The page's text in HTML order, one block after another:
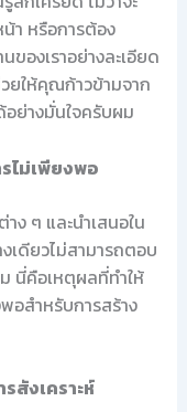
า หรือการต้อง
องเราอย่างละเอียด
ให้คุณก้าวข้ามจาก
อย่างมั่นใจครับผม
ไม่เพียงพอ
ง ๆ และนำเสนอใน
เดียวไม่สามารถตอบ
นี่คือเหตุผลที่ทำให้
อสำหรับการสร้าง
สังเคราะห์